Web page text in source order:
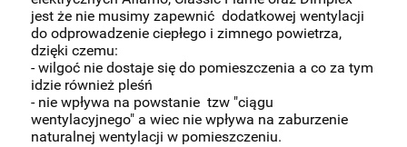
jest że nie musimy zapewnić dodatkowej wentylacji
do odprowadzenie ciepłego i zimnego powietrza,
dzięki czemu:
- wilgoć nie dostaje się do pomieszczenia a co za tym
idzie również pleśń
- nie wpływa na powstanie tzw "ciągu
wentylacyjnego" a wiec nie wpływa na zaburzenie
naturalnej wentylacji w pomieszczeniu.